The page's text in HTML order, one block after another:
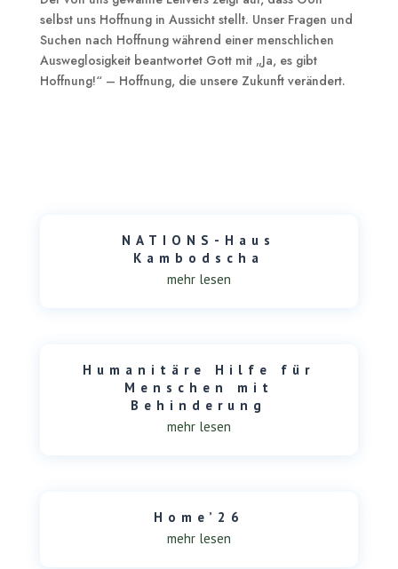
selbst uns Hoffnung in Aussicht stellt. Unser Fragen und
Suchen nach Hoffnung während einer menschlichen
Ausweglosigkeit beantwortet Gott mit „Ja, es gibt
Hoffnung!“ – Hoffnung, die unsere Zukunft verändert.
NATIONS-Haus
Kambodscha
mehr lesen
Humanitäre Hilfe für
Menschen mit
Behinderung
mehr lesen
Home’26
mehr lesen